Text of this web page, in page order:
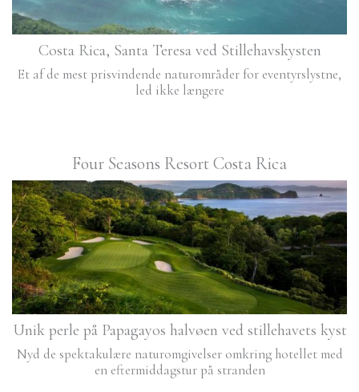
Costa Rica, Santa Teresa ved Stillehavskysten
Et af de mest prisvindende naturområder for eventyrslystne,
led ikke længere
Four Seasons Resort Costa Rica
Unik perle på Papagayos halvøen ved stillehavets kyst
Nyd de spektakulære naturomgivelser omkring hotellet med
en eftermiddagstur på stranden